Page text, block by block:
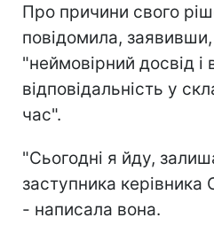
Про причини свого
повідомила,
"неймовірний досвід і
відповідальність у
час".
"Сьогодні я йду,
заступника керівника
- написала вона.